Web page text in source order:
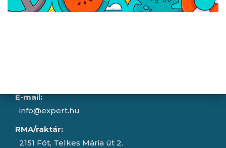
Péntek:
8:00 - 15:30
E-mail:
info@expert.hu
RMA/raktár:
2151 Fót, Telkes Mária út 2.